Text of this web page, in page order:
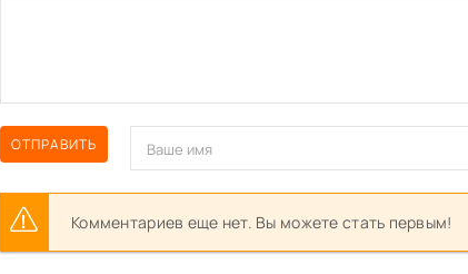
ОТПРАВИТЬ
Комментариев еще нет. Вы можете стать первым!